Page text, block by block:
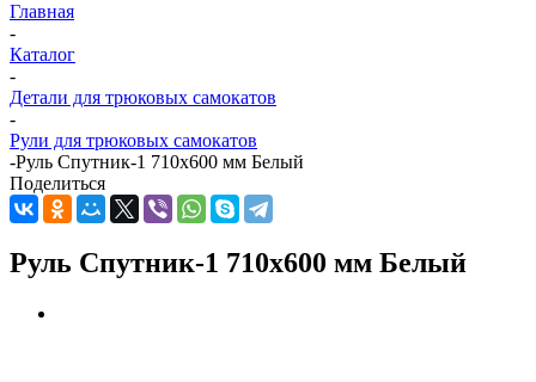
Главная
-
Каталог
-
Детали для трюковых самокатов
-
Рули для трюковых самокатов
-Руль Спутник-1 710x600 мм Белый
Поделиться
Руль Спутник-1 710x600 мм Белый